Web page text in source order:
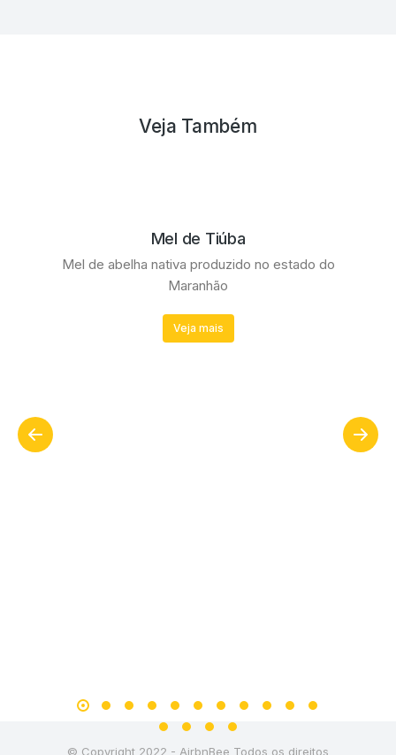
Veja Também
Mel de Tiúba
Mel de abelha nativa produzido no estado do
Maranhão
Veja mais
© Copyright 2022 - AirbnBee Todos os direitos